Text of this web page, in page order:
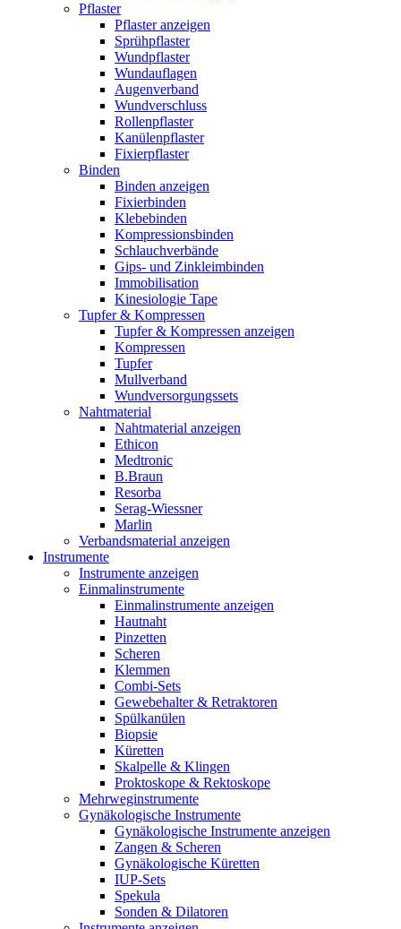
Pflaster
Pflaster anzeigen
Sprühpflaster
Wundpflaster
Wundauflagen
Augenverband
Wundverschluss
Rollenpflaster
Kanülenpflaster
Fixierpflaster
Binden
Binden anzeigen
Fixierbinden
Klebebinden
Kompressionsbinden
Schlauchverbände
Gips- und Zinkleimbinden
Immobilisation
Kinesiologie Tape
Tupfer & Kompressen
Tupfer & Kompressen anzeigen
Kompressen
Tupfer
Mullverband
Wundversorgungssets
Nahtmaterial
Nahtmaterial anzeigen
Ethicon
Medtronic
B.Braun
Resorba
Serag-Wiessner
Marlin
Verbandsmaterial anzeigen
Instrumente
Instrumente anzeigen
Einmalinstrumente
Einmalinstrumente anzeigen
Hautnaht
Pinzetten
Scheren
Klemmen
Combi-Sets
Gewebehalter & Retraktoren
Spülkanülen
Biopsie
Küretten
Skalpelle & Klingen
Proktoskope & Rektoskope
Mehrweginstrumente
Gynäkologische Instrumente
Gynäkologische Instrumente anzeigen
Zangen & Scheren
Gynäkologische Küretten
IUP-Sets
Spekula
Sonden & Dilatoren